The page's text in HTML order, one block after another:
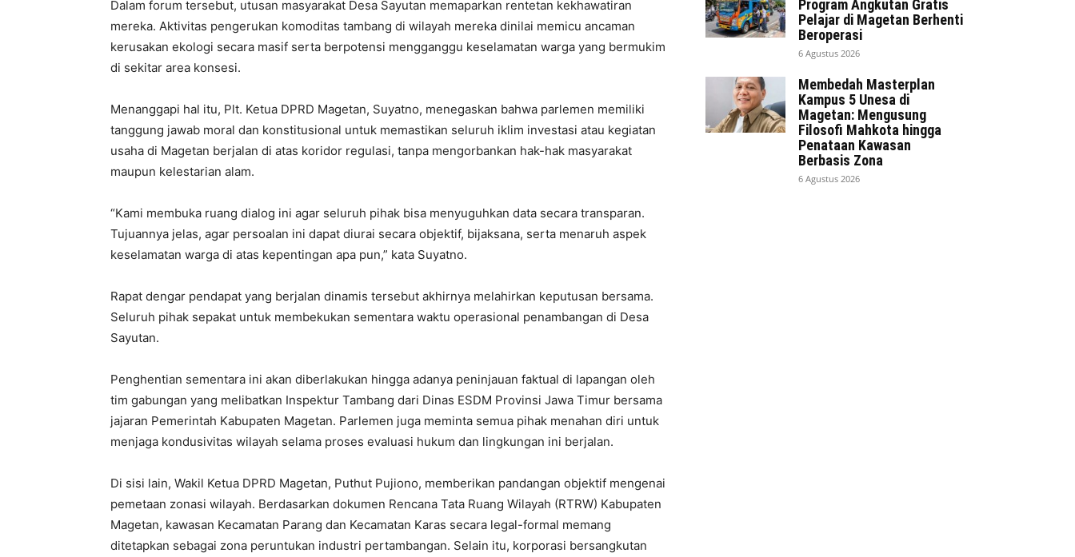
Dalam forum tersebut, utusan masyarakat Desa Sayutan memaparkan rentetan kekhawatiran
mereka. Aktivitas pengerukan komoditas tambang di wilayah mereka dinilai memicu ancaman
kerusakan ekologi secara masif serta berpotensi mengganggu keselamatan warga yang bermukim
di sekitar area konsesi.
Menanggapi hal itu, Plt. Ketua DPRD Magetan, Suyatno, menegaskan bahwa parlemen memiliki
tanggung jawab moral dan konstitusional untuk memastikan seluruh iklim investasi atau kegiatan
usaha di Magetan berjalan di atas koridor regulasi, tanpa mengorbankan hak-hak masyarakat
maupun kelestarian alam.
“Kami membuka ruang dialog ini agar seluruh pihak bisa menyuguhkan data secara transparan.
Tujuannya jelas, agar persoalan ini dapat diurai secara objektif, bijaksana, serta menaruh aspek
keselamatan warga di atas kepentingan apa pun,” kata Suyatno.
Rapat dengar pendapat yang berjalan dinamis tersebut akhirnya melahirkan keputusan bersama.
Seluruh pihak sepakat untuk membekukan sementara waktu operasional penambangan di Desa
Sayutan.
Penghentian sementara ini akan diberlakukan hingga adanya peninjauan faktual di lapangan oleh
tim gabungan yang melibatkan Inspektur Tambang dari Dinas ESDM Provinsi Jawa Timur bersama
jajaran Pemerintah Kabupaten Magetan. Parlemen juga meminta semua pihak menahan diri untuk
menjaga kondusivitas wilayah selama proses evaluasi hukum dan lingkungan ini berjalan.
Di sisi lain, Wakil Ketua DPRD Magetan, Puthut Pujiono, memberikan pandangan objektif mengenai
pemetaan zonasi wilayah. Berdasarkan dokumen Rencana Tata Ruang Wilayah (RTRW) Kabupaten
Magetan, kawasan Kecamatan Parang dan Kecamatan Karas secara legal-formal memang
ditetapkan sebagai zona peruntukan industri pertambangan. Selain itu, korporasi bersangkutan
Program Angkutan Gratis
Pelajar di Magetan Berhenti
Beroperasi
6 Agustus 2026
Membedah Masterplan
Kampus 5 Unesa di
Magetan: Mengusung
Filosofi Mahkota hingga
Penataan Kawasan
Berbasis Zona
6 Agustus 2026